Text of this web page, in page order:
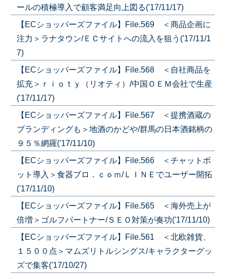
ールの積極導入で顧客満足向上図る('17/11/17)
【ECショッパーズファイル】File.569 ＜商品企画に
注力＞ラナタウン/ＥＣサイトへの流入を狙う('17/11/1
7)
【ECショッパーズファイル】File.568 ＜自社商品を
拡充＞ｒｉｏｔｙ（リオティ）/中国ＯＥＭ会社で生産
('17/11/17)
【ECショッパーズファイル】File.567 ＜提携酒蔵の
ブランディングも＞地酒のかどや/群馬の日本酒銘柄の
９５％網羅('17/11/10)
【ECショッパーズファイル】File.566 ＜チャットボ
ット導入＞食器プロ．ｃｏｍ/ＬＩＮＥでユーザー開拓
('17/11/10)
【ECショッパーズファイル】File.565 ＜海外売上が
倍増＞ゴルフパートナー/ＳＥＯ対策が奏功('17/11/10)
【ECショッパーズファイル】File.561 ＜北欧雑貨、
１５００点＞マムズリトルシングス/キャラクターグッ
ズで集客('17/10/27)